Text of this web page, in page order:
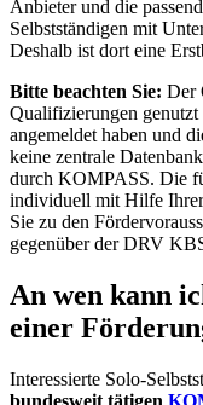
Anbieter und die
Selbstständigen mit
Deshalb ist dort eine
Bitte beachten Sie: Der
Qualifizierungen
angemeldet haben und
keine zentrale
durch KOMPASS. Die
individuell mit Hilfe
Sie zu den
gegenüber der DRV
An wen kann
einer
Interessierte Solo-
bundesweit tätigen